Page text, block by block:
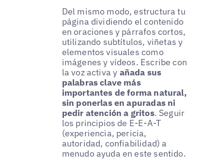
Del mismo modo, estructura tu
página dividiendo el contenido
en oraciones y párrafos cortos,
utilizando subtítulos, viñetas y
elementos visuales como
imágenes y vídeos. Escribe con
la voz activa y añada sus
palabras clave más
importantes de forma natural,
sin ponerlas en apuradas ni
pedir atención a gritos. Seguir
los principios de E-E-A-T
(experiencia, pericia,
autoridad, confiabilidad) a
menudo ayuda en este sentido.